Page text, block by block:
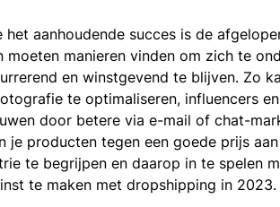
het aanhoudende succes is de
moeten manieren vinden om zich te
en winstgevend te blijven. Zo
te optimaliseren, influencers
door betere via e-mail of chat-
je producten tegen een goede prijs
te begrijpen en daarop in te spelen
te maken met dropshipping in 2023.